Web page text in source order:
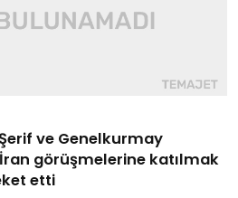
ve Genelkurmay
görüşmelerine katılmak
etti